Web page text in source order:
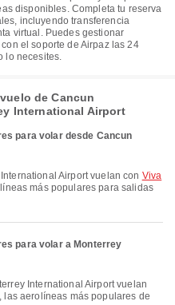
disponibles. Completa tu reserva
incluyendo transferencia
virtual. Puedes gestionar
el soporte de Airpaz las 24
lo necesites.
de Cancun
International Airport
para volar desde Cancun
Airport vuelan con Viva
más populares para salidas
para volar a Monterrey
, las aerolíneas más populares de